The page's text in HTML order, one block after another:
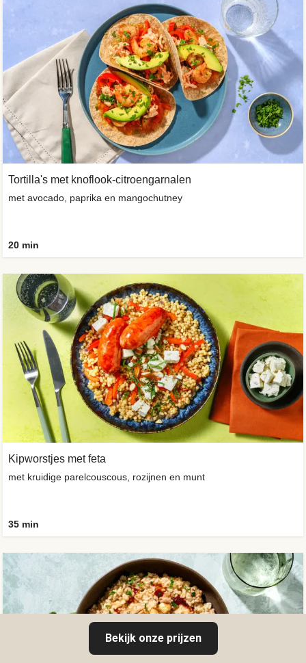
Tortilla's met knoflook-citroengarnalen
met avocado, paprika en mangochutney
20 min
Kipworstjes met feta
met kruidige parelcouscous, rozijnen en munt
35 min
Bekijk onze prijzen